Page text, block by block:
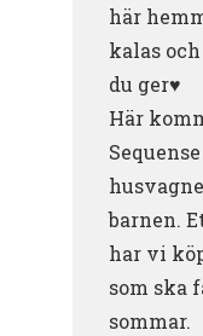
här
kalas
du ger♥️
Här
barnen.
har vi
som ska
sommar.